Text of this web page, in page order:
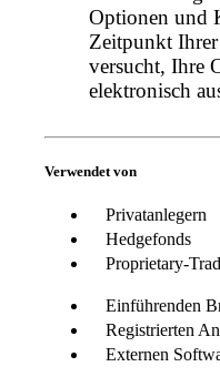
Optionen und
Zeitpunkt
versucht, Ihre
elektronisch
Verwendet von
Privatanlegern
Hedgefonds
Proprietary-
Einführenden
Registrierten
Externen